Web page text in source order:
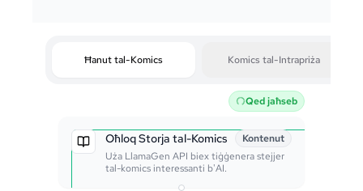
Ħanut tal-Komics Komics tal-Intrapriża
Qed jaħseb
Oħloq Storja tal-Komics
Kontenut
Uża LlamaGen API biex tiġġenera stejjer
tal-komics interessanti b'AI.